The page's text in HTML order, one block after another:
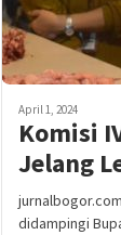
April 1, 2024
Komisi
Jelang
didampingi